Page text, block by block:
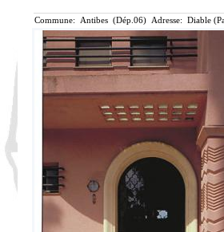
Commune: Antibes (Dép.06) Adresse: Diable